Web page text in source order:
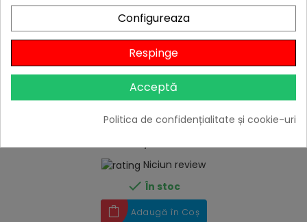
Set regulator de presiune gaz plus furtun, 30 MBAR
79,00 lei
Niciun review
 În stoc
Adaugă în Coș
Configureaza
Respinge
Acceptă
Politica de confidențialitate și cookie-uri